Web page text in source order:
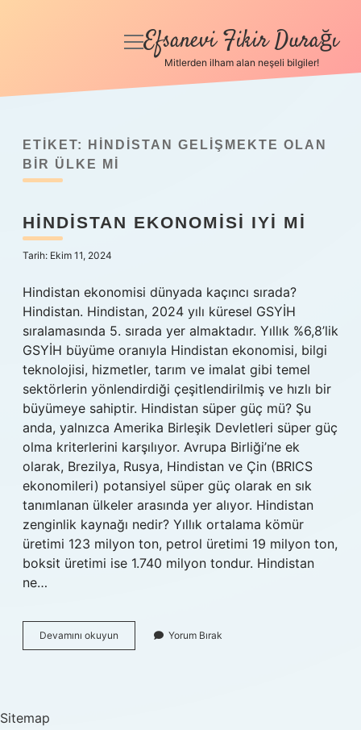
Anasayfa
Yasal Uyarı
menüyü
Efsanevi Fikir Durağı
Mitlerden ilham alan neşeli bilgiler!
ETIKET:
HINDISTAN GELIŞMEKTE OLAN
BIR ÜLKE MI
HINDISTAN EKONOMISI IYI MI
Tarih: Ekim 11, 2024
Hindistan ekonomisi dünyada kaçıncı sırada?
Hindistan. Hindistan, 2024 yılı küresel GSYİH
sıralamasında 5. sırada yer almaktadır. Yıllık %6,8’lik
GSYİH büyüme oranıyla Hindistan ekonomisi, bilgi
teknolojisi, hizmetler, tarım ve imalat gibi temel
sektörlerin yönlendirdiği çeşitlendirilmiş ve hızlı bir
büyümeye sahiptir. Hindistan süper güç mü? Şu
anda, yalnızca Amerika Birleşik Devletleri süper güç
olma kriterlerini karşılıyor. Avrupa Birliği’ne ek
olarak, Brezilya, Rusya, Hindistan ve Çin (BRICS
ekonomileri) potansiyel süper güç olarak en sık
tanımlanan ülkeler arasında yer alıyor. Hindistan
zenginlik kaynağı nedir? Yıllık ortalama kömür
üretimi 123 milyon ton, petrol üretimi 19 milyon ton,
boksit üretimi ise 1.740 milyon tondur. Hindistan
ne…
Devamını okuyun Hindistan
Ekonomisi
Yorum Bırak
Sitemap